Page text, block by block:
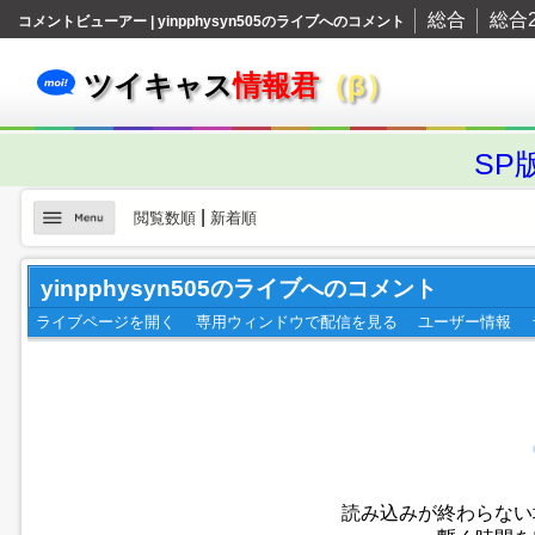
コメントビューアー | yinpphysyn505のライブへのコメント 総合 総合
ツイキャス情報君（β）
SP
閲覧数順| 新着順
yinpphysyn505のライブへのコメント
ライブページを開く 専用ウィンドウで配信を見る ユーザー情報
読み込みが終わらな